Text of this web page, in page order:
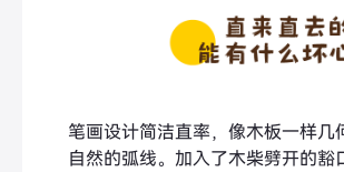
笔画设计简洁直率，像木板一样几
自然的弧线。加入了木柴劈开的豁